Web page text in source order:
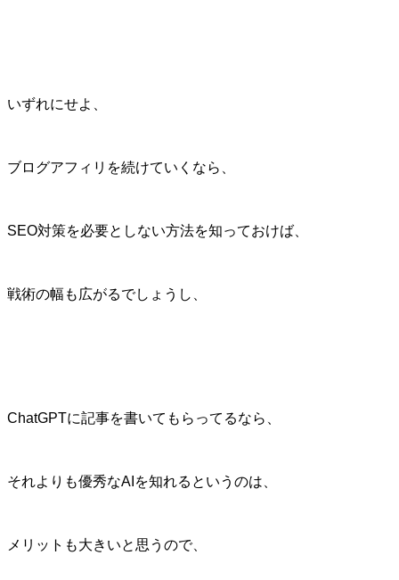
いずれにせよ、
ブログアフィリを続けていくなら、
SEO対策を必要としない方法を知っておけば、
戦術の幅も広がるでしょうし、
ChatGPTに記事を書いてもらってるなら、
それよりも優秀なAIを知れるというのは、
メリットも大きいと思うので、